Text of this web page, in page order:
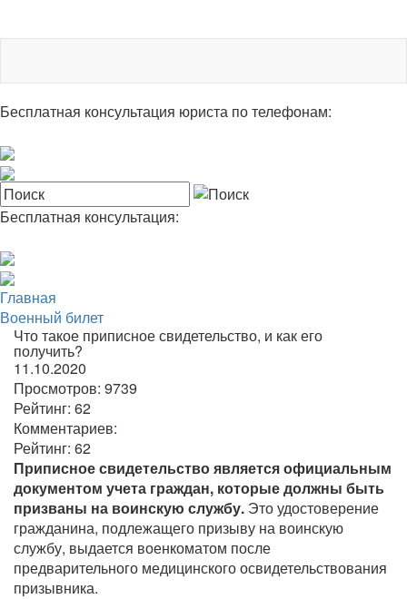
Бесплатная консультация юриста по телефонам:
Бесплатная консультация:
Главная
Военный билет
Что такое приписное свидетельство, и как его
получить?
11.10.2020
Просмотров: 9739
Рейтинг: 62
Комментариев:
Рейтинг: 62
Приписное свидетельство является официальным
документом учета граждан, которые должны быть
призваны на воинскую службу. Это удостоверение
гражданина, подлежащего призыву на воинскую
службу, выдается военкоматом после
предварительного медицинского освидетельствования
призывника.